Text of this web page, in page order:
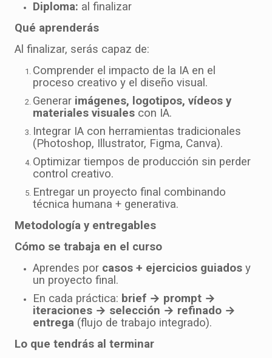
Diploma: al finalizar
Qué aprenderás
Al finalizar, serás capaz de:
Comprender el impacto de la IA en el
proceso creativo y el diseño visual.
Generar imágenes, logotipos, vídeos y
materiales visuales con IA.
Integrar IA con herramientas tradicionales
(Photoshop, Illustrator, Figma, Canva).
Optimizar tiempos de producción sin perder
control creativo.
Entregar un proyecto final combinando
técnica humana + generativa.
Metodología y entregables
Cómo se trabaja en el curso
Aprendes por casos + ejercicios guiados y
un proyecto final.
En cada práctica: brief → prompt →
iteraciones → selección → refinado →
entrega (flujo de trabajo integrado).
Lo que tendrás al terminar